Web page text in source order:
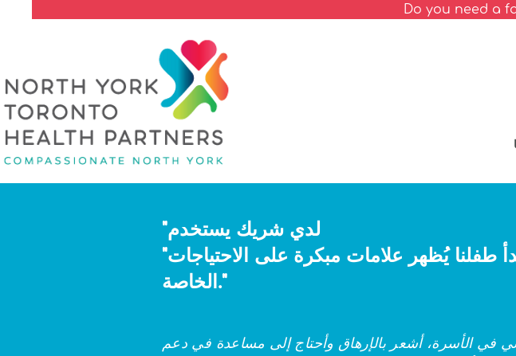
Do you need a
"لدي شريك يستخدم
"كرسي متحرك، وبدأ طفلنا يُظهر علامات مبكرة على الاحتياجات
الخاصة."
في الأسرة، أشعر بالإرهاق وأحتاج إلى مساعدة في دعم